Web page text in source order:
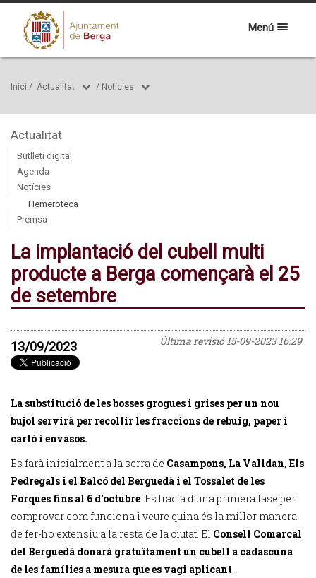
Menú
Inici / Actualitat / Notícies
Actualitat
Butlletí digital
Agenda
Notícies
Hemeroteca
Premsa
La implantació del cubell multi
producte a Berga començarà el 25
de setembre
Última revisió15-09-2023 16:29
13/09/2023
La substitució de les bosses grogues i grises per un nou
bujol servirà per recollir les fraccions de rebuig, paper i
cartó i envasos.
Es farà inicialment a la serra de Casampons, La Valldan, Els
Pedregals i el Balcó del Berguedà i el Tossalet de les
Forques fins al 6 d'octubre. Es tracta d’una primera fase per
comprovar com funciona i veure quina és la millor manera
de fer-ho extensiu a la resta de la ciutat. El Consell Comarcal
del Berguedà donarà gratuïtament un cubell a cadascuna
de les famílies a mesura que es vagi aplicant.